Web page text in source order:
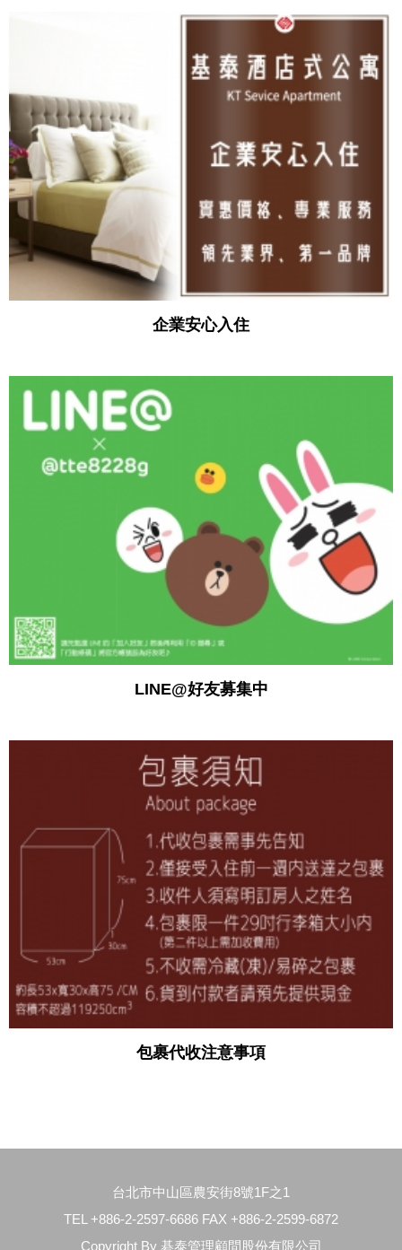
企業安心入住
LINE@好友募集中
包裹代收注意事項
台北市中山區農安街8號1F之1
TEL +886-2-2597-6686 FAX +886-2-2599-6872
Copyright By 碁泰管理顧問股份有限公司